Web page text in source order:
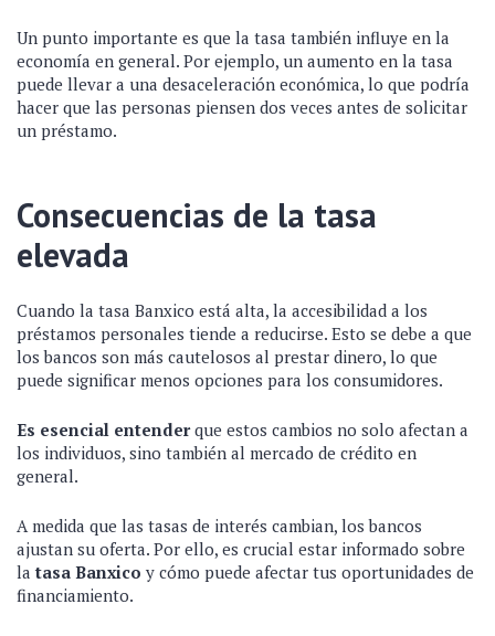
Un punto importante es que la tasa también influye en la
economía en general. Por ejemplo, un aumento en la tasa
puede llevar a una desaceleración económica, lo que podría
hacer que las personas piensen dos veces antes de solicitar
un préstamo.
Consecuencias de la tasa
elevada
Cuando la tasa Banxico está alta, la accesibilidad a los
préstamos personales tiende a reducirse. Esto se debe a que
los bancos son más cautelosos al prestar dinero, lo que
puede significar menos opciones para los consumidores.
Es esencial entenderque estos cambios no solo afectan a
los individuos, sino también al mercado de crédito en
general.
A medida que las tasas de interés cambian, los bancos
ajustan su oferta. Por ello, es crucial estar informado sobre
latasa Banxico y cómo puede afectar tus oportunidades de
financiamiento.